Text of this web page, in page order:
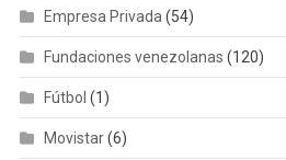
Empresa Privada (54)
Fundaciones venezolanas (120)
Fútbol (1)
Movistar(6)